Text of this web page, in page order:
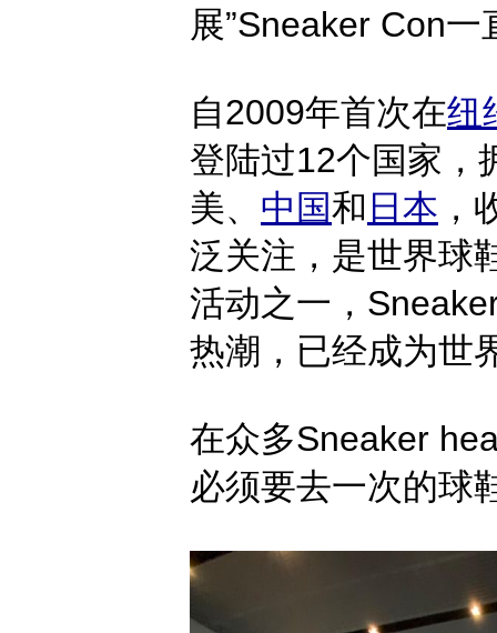
展”Sneaker Con
自2009年首次在纽
登陆过12个国家，
美、 中国和 日本 ，
泛关注，是世界球
活动之一，
热潮，已经成为世
在众多Sneaker
必须要去一次的球